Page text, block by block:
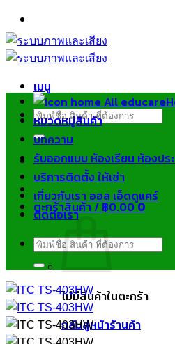
ข้าม
ไป
ยัง
เมนู
ค้นหา:
ตะกร้าสินค้า /฿0.000
ไม่มีสินค้าในตะกร้า
กลับสู่หน้าร้านค้า
หมวดหมู่สินค้า
บทความ
รับออกแบบ ห้องเรียน ห้องปร
บริการติดตั้ง ให้เช่า
เกี่ยวกับเรา ออล เอ็ดดูแคร์
ติดต่อเรา
ค้นหา: